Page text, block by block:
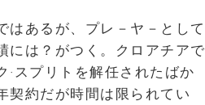
はあるが、プレ－ヤ－として
には？がつく。クロアチアで
·スプリトを解任されたばか
契約だが時間は限られてい